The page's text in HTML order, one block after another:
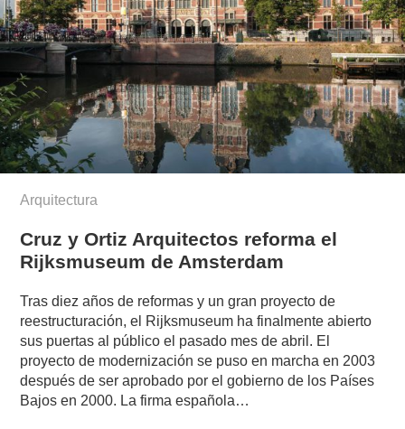
Arquitectura
Cruz y Ortiz Arquitectos reforma el
Rijksmuseum de Amsterdam
Tras diez años de reformas y un gran proyecto de
reestructuración, el Rijksmuseum ha finalmente abierto
sus puertas al público el pasado mes de abril. El
proyecto de modernización se puso en marcha en 2003
después de ser aprobado por el gobierno de los Países
Bajos en 2000. La firma española…